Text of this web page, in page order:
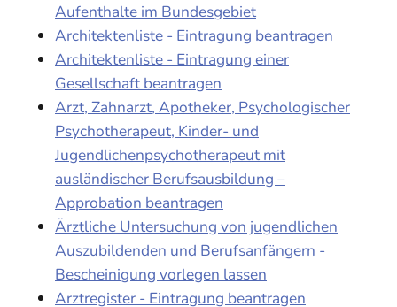
Aufenthalte im Bundesgebiet
Architektenliste - Eintragung beantragen
Architektenliste - Eintragung einer
Gesellschaft beantragen
Arzt, Zahnarzt, Apotheker, Psychologischer
Psychotherapeut, Kinder- und
Jugendlichenpsychotherapeut mit
ausländischer Berufsausbildung –
Approbation beantragen
Ärztliche Untersuchung von jugendlichen
Auszubildenden und Berufsanfängern -
Bescheinigung vorlegen lassen
Arztregister - Eintragung beantragen